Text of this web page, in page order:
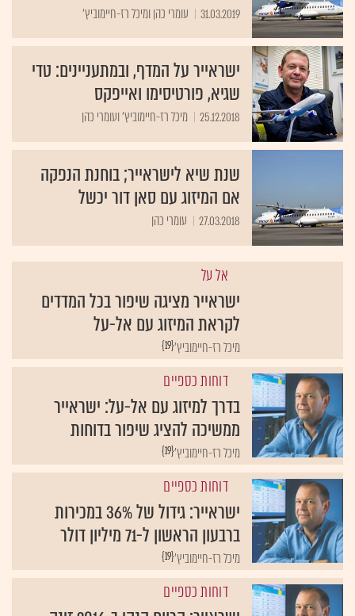
31.03.2019 עומרי כהן ומיכל רז-חיימוביץ'
ישראייר על המדף, ובמתעניינים: טדי
שגיא, פורטיסימו ואייפקס
25.12.2018 מיכל רז-חיימוביץ' ועומרי כהן
שנת שיא לישראייר; בוחנת הנפקה
אם המיזוג עם סאן דור יכשל
27.03.2018 עומרי כהן
אל על
ישראייר מציגה שיפור בכל המדדים
לקראת המיזוג עם אל-על
{19}מיכל רז-חיימוביץ'
דוחות כספיים
בדרך למיזוג עם אל-על: ישראייר
ממשיכה להציג שיפור בדוחות
{19}מיכל רז-חיימוביץ'
דוחות כספיים
ישראייר: גידול של 36% במכירות
ברבעון הראשון ל-71 מיליון דולר
{19}מיכל רז-חיימוביץ'
דוחות כספיים